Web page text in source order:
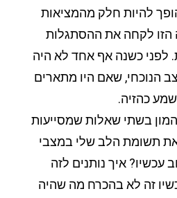
להיות חלק מהמציאות
הזו לקחה את ההסתגלות
לפני כשנה אף אחד לא היה
הנוכחי, שאם היו מתארים
כהזיה.
המון בשתי שאלות שמסייעות
תשומת הלב שלי במצבי
עכשיו? איך נותנים לזה
זה לא בהכרח מה שהיה